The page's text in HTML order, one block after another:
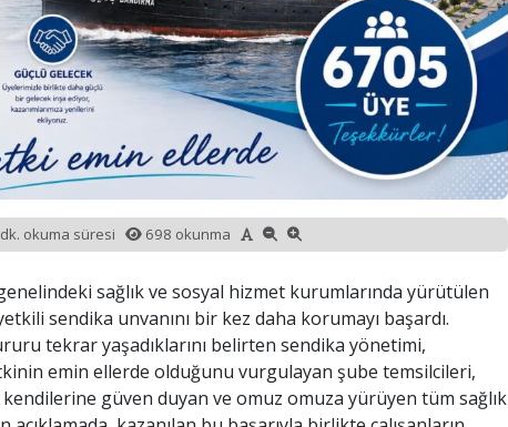
okuma süresi 698 okunma
sağlık ve sosyal hizmet kurumlarında yürütülen
sendika unvanını bir kez daha korumayı başardı.
tekrar yaşadıklarını belirten sendika yönetimi,
emin ellerde olduğunu vurgulayan şube temsilcileri,
güven duyan ve omuz omuza yürüyen tüm sağlık